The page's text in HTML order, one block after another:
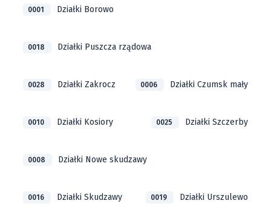
0001 Działki Borowo
0018 Działki Puszcza rządowa
0028 Działki Zakrocz 0006 Działki Czumsk mały
0010 Działki Kosiory 0025 Działki Szczerby
0008 Działki Nowe skudzawy
0016 Działki Skudzawy 0019 Działki Urszulewo